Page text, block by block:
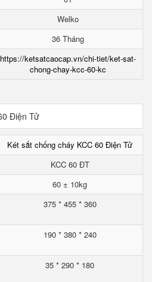
Welko
36 Tháng
https://ketsatcaocap.vn/chi-tiet/ket-sat-
chong-chay-kcc-60-kc
Két sắt chống cháy KCC 60 Điện Tử
KCC 60 ĐT
60 ± 10kg
375 * 455 * 360
190 * 380 * 240
35 * 290 * 180